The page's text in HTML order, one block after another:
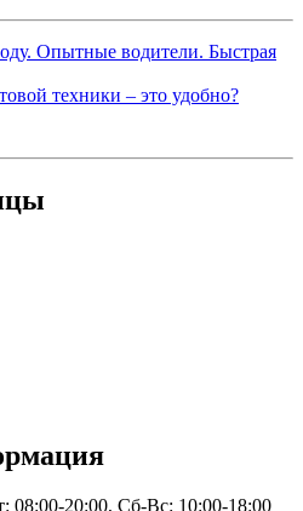
Опытные водители. Быстрая
техники – это удобно?
08:00-20:00, Сб-Вс: 10:00-18:00